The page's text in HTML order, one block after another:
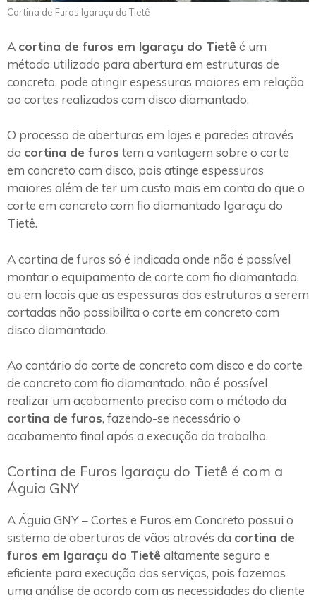
Cortina de Furos Igaraçu do Tietê
A cortina de furos em Igaraçu do Tietê é um
método utilizado para abertura em estruturas de
concreto, pode atingir espessuras maiores em relação
ao cortes realizados com disco diamantado.
O processo de aberturas em lajes e paredes através
da cortina de furos tem a vantagem sobre o corte
em concreto com disco, pois atinge espessuras
maiores além de ter um custo mais em conta do que o
corte em concreto com fio diamantado Igaraçu do
Tietê.
A cortina de furos só é indicada onde não é possível
montar o equipamento de corte com fio diamantado,
ou em locais que as espessuras das estruturas a serem
cortadas não possibilita o corte em concreto com
disco diamantado.
Ao contário do corte de concreto com disco e do corte
de concreto com fio diamantado, não é possível
realizar um acabamento preciso com o método da
cortina de furos, fazendo-se necessário o
acabamento final após a execução do trabalho.
Cortina de Furos Igaraçu do Tietê é com a
Águia GNY
A Águia GNY – Cortes e Furos em Concreto possui o
sistema de aberturas de vãos através da cortina de
furos em Igaraçu do Tietê altamente seguro e
eficiente para execução dos serviços, pois fazemos
uma análise de acordo com as necessidades do cliente